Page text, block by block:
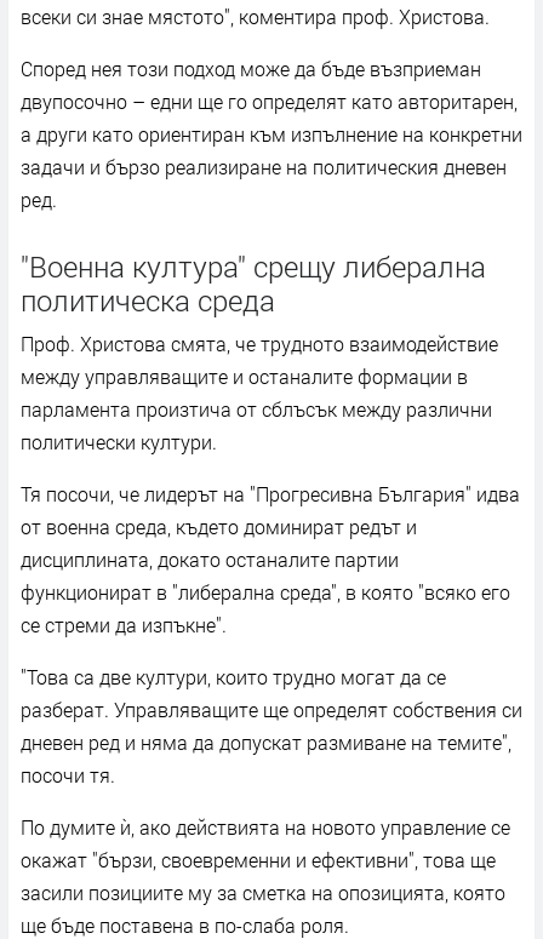
всеки си знае мястото", коментира проф. Христова.
Според нея този подход може да бъде възприеман
двупосочно – едни ще го определят като авторитарен,
а други като ориентиран към изпълнение на конкретни
задачи и бързо реализиране на политическия дневен
ред.
"Военна култура" срещу либерална
политическа среда
Проф. Христова смята, че трудното взаимодействие
между управляващите и останалите формации в
парламента произтича от сблъсък между различни
политически култури.
Тя посочи, че лидерът на "Прогресивна България" идва
от военна среда, където доминират редът и
дисциплината, докато останалите партии
функционират в "либерална среда", в която "всяко его
се стреми да изпъкне".
"Това са две култури, които трудно могат да се
разберат. Управляващите ще определят собствения си
дневен ред и няма да допускат размиване на темите",
посочи тя.
По думите ѝ, ако действията на новото управление се
окажат "бързи, своевременни и ефективни", това ще
засили позициите му за сметка на опозицията, която
ще бъде поставена в по-слаба роля.